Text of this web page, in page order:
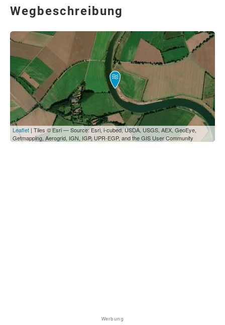
Wegbeschreibung
Leaflet | Tiles © Esri — Source: Esri, i-cubed, USDA, USGS, AEX, GeoEye,
Getmapping, Aerogrid, IGN, IGP, UPR-EGP, and the GIS User Community
Werbung